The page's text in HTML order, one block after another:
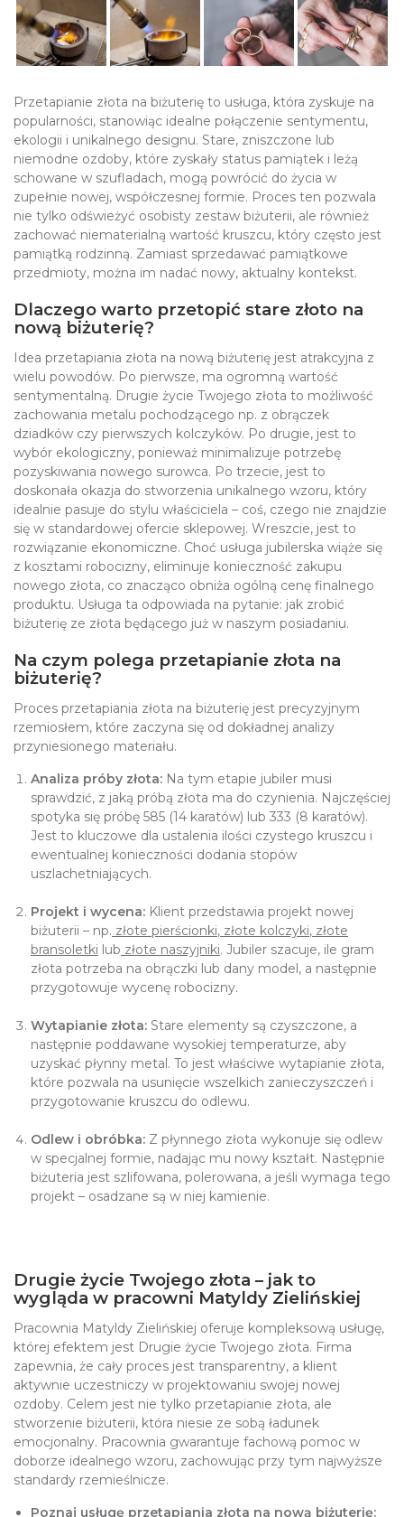
Przetapianie złota na biżuterię to usługa, która zyskuje na
popularności, stanowiąc idealne połączenie sentymentu,
ekologii i unikalnego designu. Stare, zniszczone lub
niemodne ozdoby, które zyskały status pamiątek i leżą
schowane w szufladach, mogą powrócić do życia w
zupełnie nowej, współczesnej formie. Proces ten pozwala
nie tylko odświeżyć osobisty zestaw biżuterii, ale również
zachować niematerialną wartość kruszcu, który często jest
pamiątką rodzinną. Zamiast sprzedawać pamiątkowe
przedmioty, można im nadać nowy, aktualny kontekst.
Dlaczego warto przetopić stare złoto na
nową biżuterię?
Idea przetapiania złota na nową biżuterię jest atrakcyjna z
wielu powodów. Po pierwsze, ma ogromną wartość
sentymentalną. Drugie życie Twojego złota to możliwość
zachowania metalu pochodzącego np. z obrączek
dziadków czy pierwszych kolczyków. Po drugie, jest to
wybór ekologiczny, ponieważ minimalizuje potrzebę
pozyskiwania nowego surowca. Po trzecie, jest to
doskonała okazja do stworzenia unikalnego wzoru, który
idealnie pasuje do stylu właściciela – coś, czego nie znajdzie
się w standardowej ofercie sklepowej. Wreszcie, jest to
rozwiązanie ekonomiczne. Choć usługa jubilerska wiąże się
z kosztami robocizny, eliminuje konieczność zakupu
nowego złota, co znacząco obniża ogólną cenę finalnego
produktu. Usługa ta odpowiada na pytanie: jak zrobić
biżuterię ze złota będącego już w naszym posiadaniu.
Na czym polega przetapianie złota na
biżuterię?
Proces przetapiania złota na biżuterię jest precyzyjnym
rzemiosłem, które zaczyna się od dokładnej analizy
przyniesionego materiału.
Analiza próby złota: Na tym etapie jubiler musi
sprawdzić, z jaką próbą złota ma do czynienia. Najczęściej
spotyka się próbę 585 (14 karatów) lub 333 (8 karatów).
Jest to kluczowe dla ustalenia ilości czystego kruszcu i
ewentualnej konieczności dodania stopów
uszlachetniających.
Projekt i wycena: Klient przedstawia projekt nowej
biżuterii – np. złote pierścionki, złote kolczyki, złote
bransoletki lub złote naszyjniki. Jubiler szacuje, ile gram
złota potrzeba na obrączki lub dany model, a następnie
przygotowuje wycenę robocizny.
Wytapianie złota: Stare elementy są czyszczone, a
następnie poddawane wysokiej temperaturze, aby
uzyskać płynny metal. To jest właściwe wytapianie złota,
które pozwala na usunięcie wszelkich zanieczyszczeń i
przygotowanie kruszcu do odlewu.
Odlew i obróbka: Z płynnego złota wykonuje się odlew
w specjalnej formie, nadając mu nowy kształt. Następnie
biżuteria jest szlifowana, polerowana, a jeśli wymaga tego
projekt – osadzane są w niej kamienie.
Drugie życie Twojego złota – jak to
wygląda w pracowni Matyldy Zielińskiej
Pracownia Matyldy Zielińskiej oferuje kompleksową usługę,
której efektem jest Drugie życie Twojego złota. Firma
zapewnia, że cały proces jest transparentny, a klient
aktywnie uczestniczy w projektowaniu swojej nowej
ozdoby. Celem jest nie tylko przetapianie złota, ale
stworzenie biżuterii, która niesie ze sobą ładunek
emocjonalny. Pracownia gwarantuje fachową pomoc w
doborze idealnego wzoru, zachowując przy tym najwyższe
standardy rzemieślnicze.
Poznaj usługę przetapiania złota na nową biżuterię: